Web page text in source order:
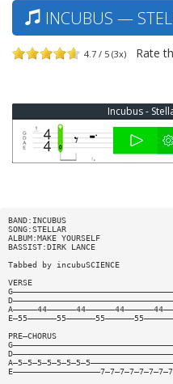
INCUBUS —
4.7 / 5 (3x) Rate
Incubus -
BAND:INCUBUS
SONG:STELLAR
ALBUM:MAKE YOURSELF
BASSIST:DIRK LANCE
Tabbed by incubuSCIENCE
VERSE
PRE—CHORUS